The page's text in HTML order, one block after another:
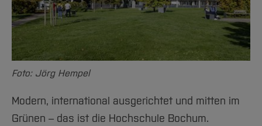
Foto: Jörg Hempel
Modern, international ausgerichtet und mitten im
Grünen – das ist die Hochschule Bochum.